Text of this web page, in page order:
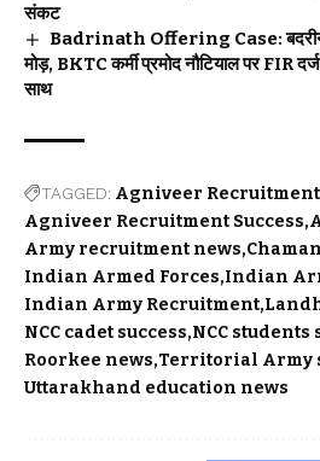
संकट
Badrinath Offering Case: बदरीनाथ
मोड़, BKTC कर्मी प्रमोद नौटियाल पर FIR
साथ
TAGGED: Agniveer Recruitment
Agniveer Recruitment Success
Army recruitment news
Indian Armed Forces Indian
Indian Army Recruitment
NCC cadet success NCC students
Roorkee news Territorial Army
Uttarakhand education news